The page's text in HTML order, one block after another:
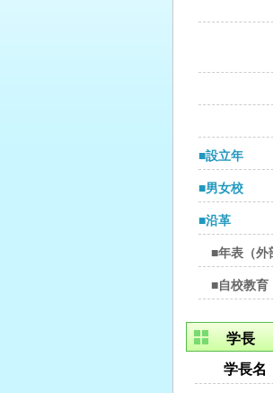
■設立年
■男女校
■沿革
■年表（外
■自校教育
学長
学長名